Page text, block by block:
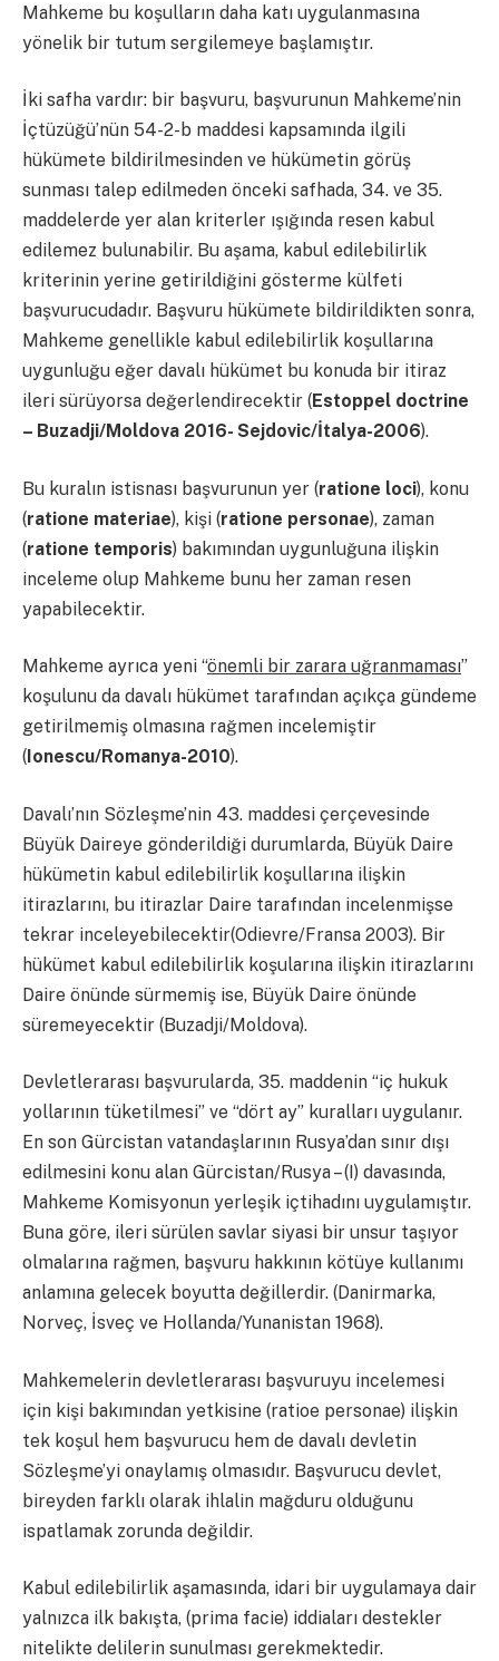
Mahkeme bu koşulların daha katı uygulanmasına
yönelik bir tutum sergilemeye başlamıştır.
İki safha vardır: bir başvuru, başvurunun Mahkeme’nin
İçtüzüğü’nün 54-2-b maddesi kapsamında ilgili
hükümete bildirilmesinden ve hükümetin görüş
sunması talep edilmeden önceki safhada, 34. ve 35.
maddelerde yer alan kriterler ışığında resen kabul
edilemez bulunabilir. Bu aşama, kabul edilebilirlik
kriterinin yerine getirildiğini gösterme külfeti
başvurucudadır. Başvuru hükümete bildirildikten sonra,
Mahkeme genellikle kabul edilebilirlik koşullarına
uygunluğu eğer davalı hükümet bu konuda bir itiraz
ileri sürüyorsa değerlendirecektir (Estoppel doctrine
– Buzadji/Moldova 2016- Sejdovic/İtalya-2006).
Bu kuralın istisnası başvurunun yer (ratione loci), konu
(ratione materiae), kişi (ratione personae), zaman
(ratione temporis) bakımından uygunluğuna ilişkin
inceleme olup Mahkeme bunu her zaman resen
yapabilecektir.
Mahkeme ayrıca yeni “önemli bir zarara uğranmaması”
koşulunu da davalı hükümet tarafından açıkça gündeme
getirilmemiş olmasına rağmen incelemiştir
( Ionescu/Romanya-2010).
Davalı’nın Sözleşme’nin 43. maddesi çerçevesinde
Büyük Daireye gönderildiği durumlarda, Büyük Daire
hükümetin kabul edilebilirlik koşullarına ilişkin
itirazlarını, bu itirazlar Daire tarafından incelenmişse
tekrar inceleyebilecektir(Odievre/Fransa 2003). Bir
hükümet kabul edilebilirlik koşularına ilişkin itirazlarını
Daire önünde sürmemiş ise, Büyük Daire önünde
süremeyecektir (Buzadji/Moldova).
Devletlerarası başvurularda, 35. maddenin “iç hukuk
yollarının tüketilmesi” ve “dört ay” kuralları uygulanır.
En son Gürcistan vatandaşlarının Rusya’dan sınır dışı
edilmesini konu alan Gürcistan/Rusya – (I) davasında,
Mahkeme Komisyonun yerleşik içtihadını uygulamıştır.
Buna göre, ileri sürülen savlar siyasi bir unsur taşıyor
olmalarına rağmen, başvuru hakkının kötüye kullanımı
anlamına gelecek boyutta değillerdir. (Danirmarka,
Norveç, İsveç ve Hollanda/Yunanistan 1968).
Mahkemelerin devletlerarası başvuruyu incelemesi
için kişi bakımından yetkisine (ratioe personae) ilişkin
tek koşul hem başvurucu hem de davalı devletin
Sözleşme’yi onaylamış olmasıdır. Başvurucu devlet,
bireyden farklı olarak ihlalin mağduru olduğunu
ispatlamak zorunda değildir.
Kabul edilebilirlik aşamasında, idari bir uygulamaya dair
yalnızca ilk bakışta, (prima facie) iddiaları destekler
nitelikte delilerin sunulması gerekmektedir.